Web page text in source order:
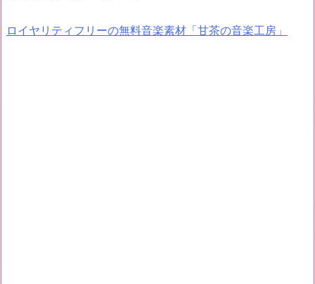
ロイヤリティフリーの無料音楽素材「甘茶の音楽工房」